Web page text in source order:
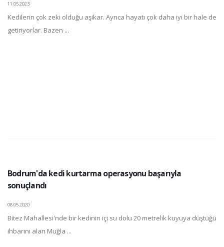
11.05.2023
Kedilerin çok zeki olduğu aşikar. Ayrıca hayatı çok daha iyi bir hale de
getiriyorlar. Bazen ...
Bodrum'da kedi kurtarma operasyonu başarıyla
sonuçlandı
08.05.2020
Bitez Mahallesi'nde bir kedinin içi su dolu 20 metrelik kuyuya düştüğü
ihbarını alan Muğla ...